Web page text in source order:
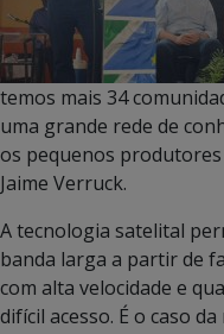
temos mais 34
uma grande rede de
os pequenos
Jaime Verruck.
A tecnologia satelital
banda larga a partir de
com alta velocidade e
difícil acesso. É o caso